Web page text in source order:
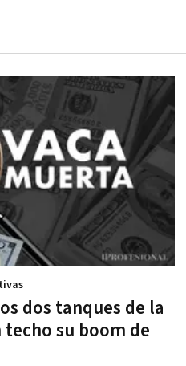
dos tanques de la
su boom de